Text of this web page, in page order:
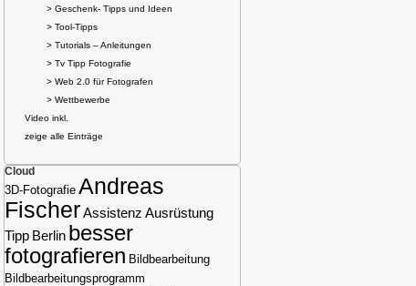
> Geschenk- Tipps und Ideen
> Tool-Tipps
> Tutorials – Anleitungen
> Tv Tipp Fotografie
> Web 2.0 für Fotografen
> Wettbewerbe
Video inkl.
zeige alle Einträge
Cloud
3D-Fotografie Andreas
FischerAssistenz Ausrüstung
Tipp Berlin besser
fotografieren Bildbearbeitung
Bildbearbeitungsprogramm